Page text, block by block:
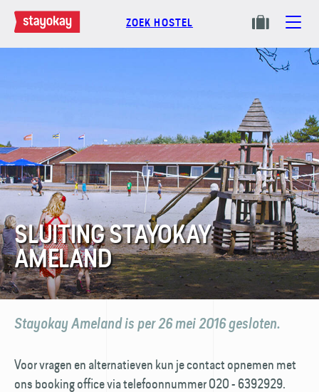
ZOEK HOSTEL
SLUITING STAYOKAY
AMELAND
Stayokay Ameland is per 26 mei 2016 gesloten.
Voor vragen en alternatieven kun je contact opnemen met
ons booking office via telefoonnummer 020 - 6392929.